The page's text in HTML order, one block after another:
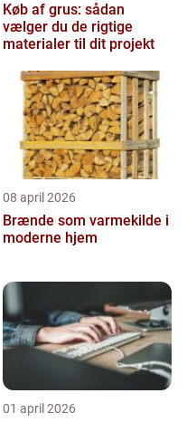
Køb af grus: sådan
vælger du de rigtige
materialer til dit projekt
08 april 2026
Brænde som varmekilde i
moderne hjem
01 april 2026